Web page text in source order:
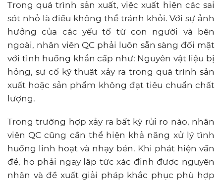
Trong quá trình sản xuất, việc xuất hiện các sai
sót nhỏ là điều không thể tránh khỏi. Với sự ảnh
hưởng của các yếu tố từ con người và bên
ngoài, nhân viên QC phải luôn sẵn sàng đối mặt
với tình huống khẩn cấp như: Nguyên vật liệu bị
hỏng, sự cố kỹ thuật xảy ra trong quá trình sản
xuất hoặc sản phẩm không đạt tiêu chuẩn chất
lượng.
Trong trường hợp xảy ra bất kỳ rủi ro nào, nhân
viên QC cũng cần thể hiện khả năng xử lý tình
huống linh hoạt và nhạy bén. Khi phát hiện vấn
đề, họ phải ngay lập tức xác định được nguyên
nhân và đề xuất giải pháp khắc phục phù hợp